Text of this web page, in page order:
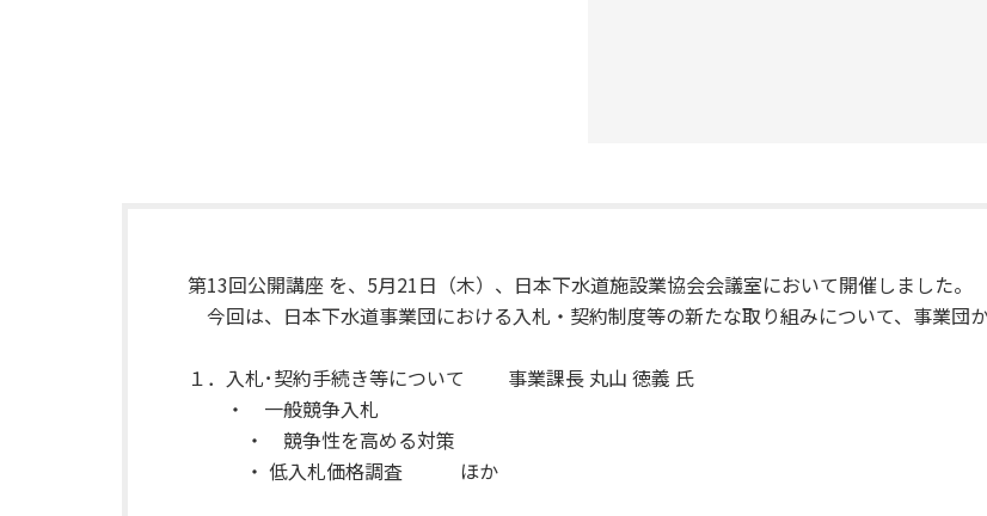
第13回公開講座 を、5月21日（木）、日本下水道施設業協会会議室において開催しました。
今回は、日本下水道事業団における入札・契約制度等の新たな取り組みについて、事業団
１．入札･契約手続き等について 事業課長 丸山 徳義 氏
・ 一般競争入札
・ 競争性を高める対策
・ 低入札価格調査 ほか